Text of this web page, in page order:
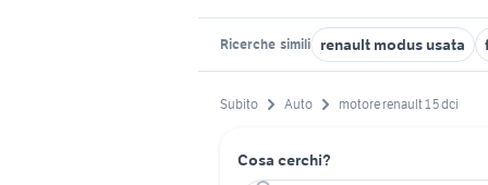
Ricerche simili renault modus usata
Subito Auto motore renault 1 5 dci
Cosa cerchi?